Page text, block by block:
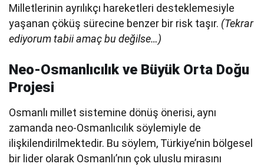
Milletlerinin ayrılıkçı hareketleri desteklemesiyle
yaşanan çöküş sürecine benzer bir risk taşır. (Tekrar
ediyorum tabii amaç bu değilse…)
Neo-Osmanlıcılık ve Büyük Orta Doğu
Projesi
Osmanlı millet sistemine dönüş önerisi, aynı
zamanda neo-Osmanlıcılık söylemiyle de
ilişkilendirilmektedir. Bu söylem, Türkiye’nin bölgesel
bir lider olarak Osmanlı’nın çok uluslu mirasını